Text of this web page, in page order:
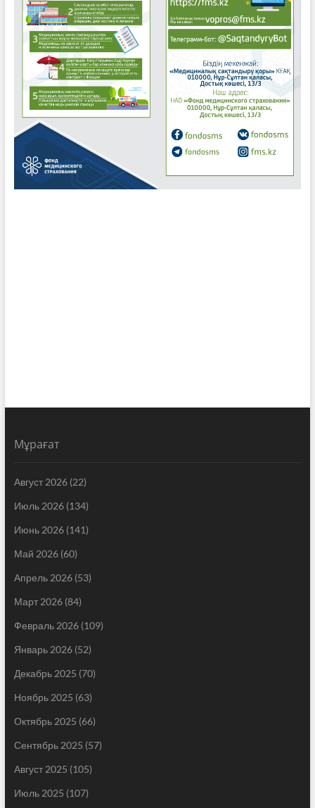
Мұрағат
Август 2026(22)
Июль 2026(134)
Июнь 2026(141)
Май 2026(60)
Апрель 2026(53)
Март 2026(84)
Февраль 2026(109)
Январь 2026(52)
Декабрь 2025 (70)
Ноябрь 2025 (63)
Октябрь 2025 (66)
Сентябрь 2025 (57)
Август 2025 (105)
Июль 2025 (107)